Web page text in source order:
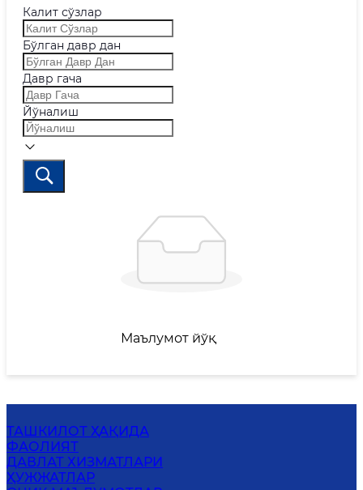
Калит сўзлар
Бўлган давр дан
Давр гача
Йўналиш
Маълумот йўқ
ТАШКИЛОТ ҲАҚИДА
ФАОЛИЯТ
ДАВЛАТ ХИЗМАТЛАРИ
ҲУЖЖАТЛАР